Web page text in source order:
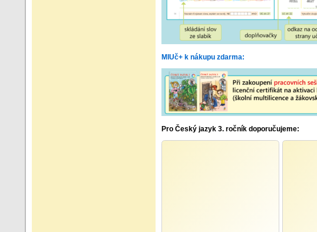
MIUč+ k nákupu zdarma:
Pro Český jazyk 3. ročník doporučujeme: